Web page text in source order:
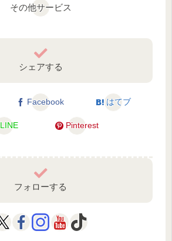
その他サービス
シェアする
Facebook はてブ
LINE Pinterest
フォローする